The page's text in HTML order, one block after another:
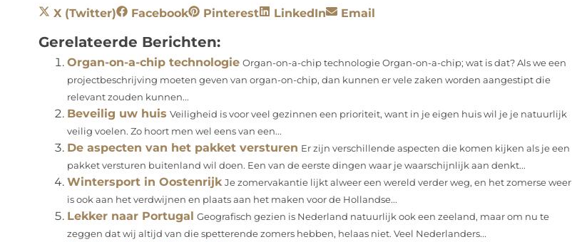
X (Twitter) Facebook Pinterest LinkedIn Email
Gerelateerde Berichten:
Organ-on-a-chip technologie Organ-on-a-chip technologie Organ-on-a-chip; wat is dat? Als we een
projectbeschrijving moeten geven van organ-on-chip, dan kunnen er vele zaken worden aangestipt die
relevant zouden kunnen...
Beveilig uw huis Veiligheid is voor veel gezinnen een prioriteit, want in je eigen huis wil je je natuurlijk
veilig voelen. Zo hoort men wel eens van een...
De aspecten van het pakket versturen Er zijn verschillende aspecten die komen kijken als je een
pakket versturen buitenland wil doen. Een van de eerste dingen waar je waarschijnlijk aan denkt...
Wintersport in Oostenrijk Je zomervakantie lijkt alweer een wereld verder weg, en het zomerse weer
is ook aan het verdwijnen en plaats aan het maken voor de Hollandse...
Lekker naar Portugal
Geografisch gezien is Nederland natuurlijk ook een zeeland, maar om nu te
zeggen dat wij altijd van die spetterende zomers hebben, helaas niet. Veel Nederlanders...